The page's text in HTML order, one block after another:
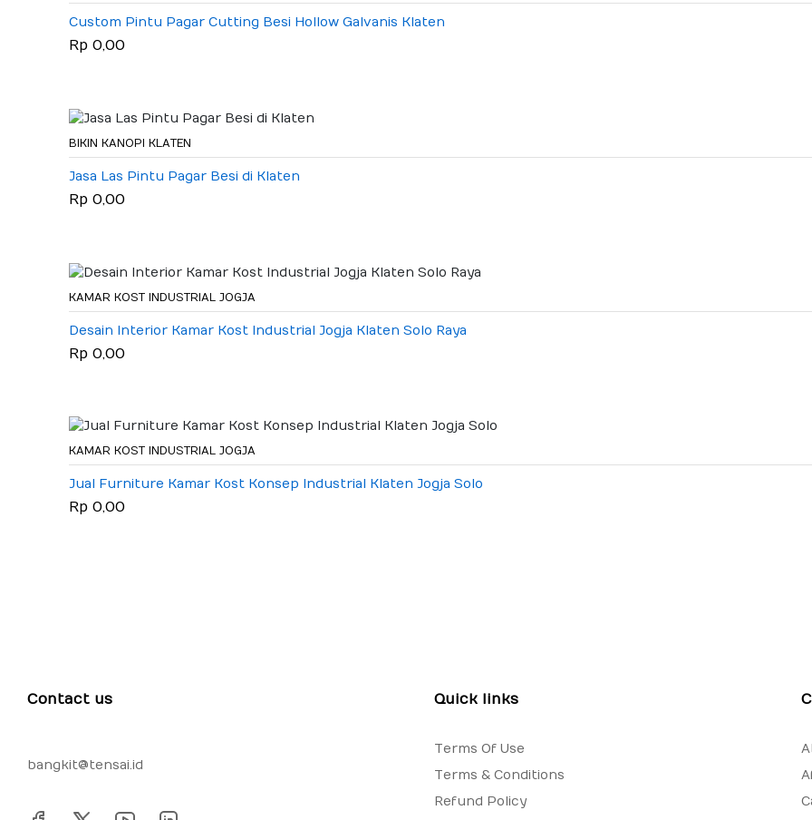
Custom Pintu Pagar Cutting Besi Hollow Galvanis Klaten
Rp 0,00
BIKIN KANOPI KLATEN
Jasa Las Pintu Pagar Besi di Klaten
Rp 0,00
KAMAR KOST INDUSTRIAL JOGJA
Desain Interior Kamar Kost Industrial Jogja Klaten Solo Raya
Rp 0,00
KAMAR KOST INDUSTRIAL JOGJA
Jual Furniture Kamar Kost Konsep Industrial Klaten Jogja Solo
Rp 0,00
Contact us
bangkit@tensai.id
Quick links
Terms Of Use
Terms & Conditions
Refund Policy